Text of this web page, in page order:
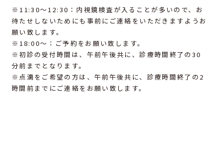
※11:30〜12:30：内視鏡検査が入ることが多いので、お
待たせしないためにも事前にご連絡をいただきますようお
願い致します。
※18:00〜：ご予約をお願い致します。
※初診の受付時間は、午前午後共に、診療時間終了の30
分前までとなります。
※点滴をご希望の方は、午前午後共に、診療時間終了の2
時間前までにご連絡をお願い致します。